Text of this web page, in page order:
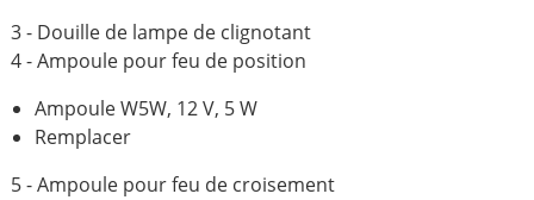
3 - Douille de lampe de clignotant
4 - Ampoule pour feu de position
Ampoule W5W, 12 V, 5 W
Remplacer
5 - Ampoule pour feu de croisement